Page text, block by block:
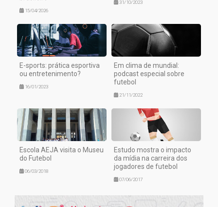
15/04/2026
31/10/2023
E-sports: prática esportiva
ou entretenimento?
16/01/2023
Em clima de mundial:
podcast especial sobre
futebol
21/11/2022
Escola AEJA visita o Museu
do Futebol
06/03/2018
Estudo mostra o impacto
da mídia na carreira dos
jogadores de futebol
07/06/2017